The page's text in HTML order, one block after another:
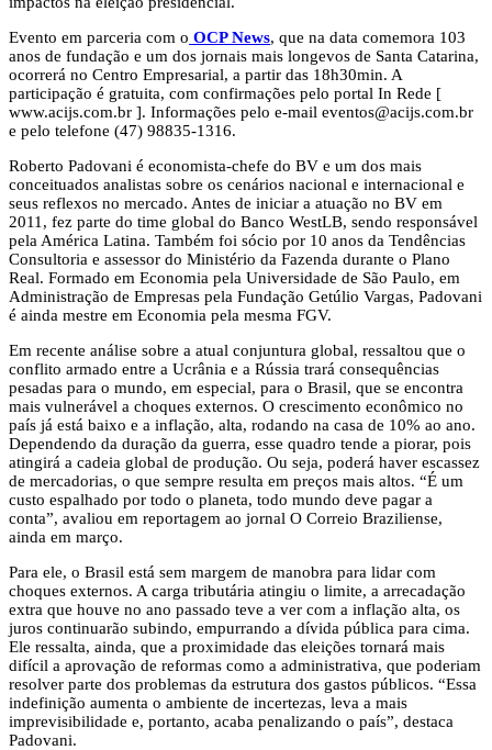
Evento em parceria com o OCP News, que na data comemora 103
anos de fundação e um dos jornais mais longevos de Santa Catarina,
ocorrerá no Centro Empresarial, a partir das 18h30min. A
participação é gratuita, com confirmações pelo portal In Rede [
www.acijs.com.br ]. Informações pelo e-mail eventos@acijs.com.br
e pelo telefone (47) 98835-1316.
Roberto Padovani é economista-chefe do BV e um dos mais
conceituados analistas sobre os cenários nacional e internacional e
seus reflexos no mercado. Antes de iniciar a atuação no BV em
2011, fez parte do time global do Banco WestLB, sendo responsável
pela América Latina. Também foi sócio por 10 anos da Tendências
Consultoria e assessor do Ministério da Fazenda durante o Plano
Real. Formado em Economia pela Universidade de São Paulo, em
Administração de Empresas pela Fundação Getúlio Vargas, Padovani
é ainda mestre em Economia pela mesma FGV.
Em recente análise sobre a atual conjuntura global, ressaltou que o
conflito armado entre a Ucrânia e a Rússia trará consequências
pesadas para o mundo, em especial, para o Brasil, que se encontra
mais vulnerável a choques externos. O crescimento econômico no
país já está baixo e a inflação, alta, rodando na casa de 10% ao ano.
Dependendo da duração da guerra, esse quadro tende a piorar, pois
atingirá a cadeia global de produção. Ou seja, poderá haver escassez
de mercadorias, o que sempre resulta em preços mais altos. “É um
custo espalhado por todo o planeta, todo mundo deve pagar a
conta”, avaliou em reportagem ao jornal O Correio Braziliense,
ainda em março.
Para ele, o Brasil está sem margem de manobra para lidar com
choques externos. A carga tributária atingiu o limite, a arrecadação
extra que houve no ano passado teve a ver com a inflação alta, os
juros continuarão subindo, empurrando a dívida pública para cima.
Ele ressalta, ainda, que a proximidade das eleições tornará mais
difícil a aprovação de reformas como a administrativa, que poderiam
resolver parte dos problemas da estrutura dos gastos públicos. “Essa
indefinição aumenta o ambiente de incertezas, leva a mais
imprevisibilidade e, portanto, acaba penalizando o país”, destaca
Padovani.